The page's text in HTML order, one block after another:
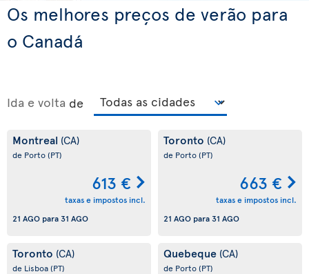
Os melhores preços de verão para
o Canadá
Ida e volta de
Montreal (CA)
de Porto(PT)
613 €
taxas e impostos incl.
21 AGO para 31 AGO
Toronto (CA)
de Porto(PT)
663 €
taxas e impostos incl.
21 AGO para 31 AGO
Toronto (CA)
de Lisboa(PT)
Quebeque (CA)
de Porto(PT)